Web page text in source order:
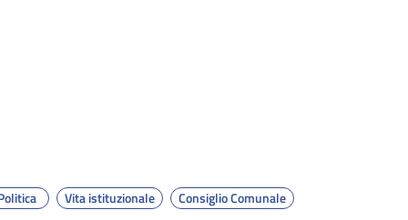
Vita istituzionale Consiglio Comunale